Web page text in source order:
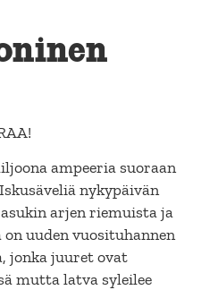
ampeeria suoraan
nykypäivän
arjen riemuista ja
uuden vuosituhannen
jonka juuret ovat
mutta latva syleilee